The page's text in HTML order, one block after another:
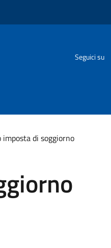
Seguici su
imposta di soggiorno